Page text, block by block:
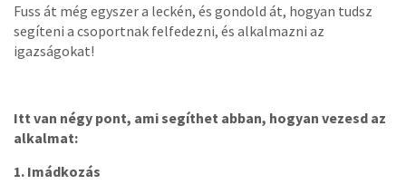
Fuss át még egyszer a leckén, és gondold át, hogyan tudsz
segíteni a csoportnak felfedezni, és alkalmazni az
igazságokat!
Itt van négy pont, ami segíthet abban, hogyan vezesd az
alkalmat:
1. Imádkozás